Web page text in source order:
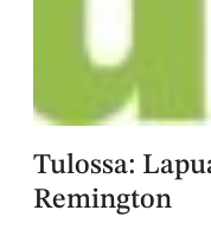
Tulossa:
Remington